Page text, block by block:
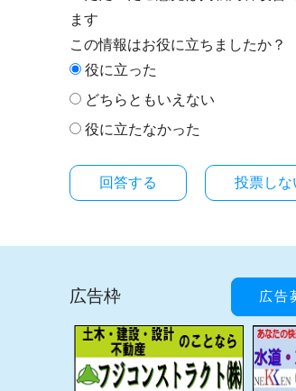
ます
この情報はお役に立ちましたか？
役に立った
どちらともいえない
役に立たなかった
投票しな
広告枠 広告